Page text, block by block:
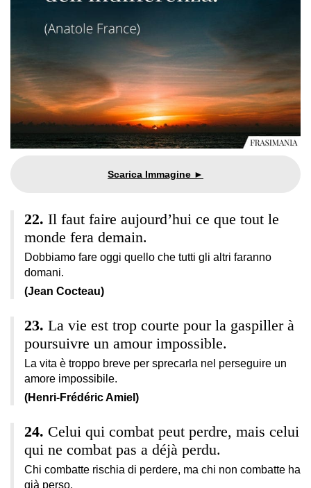
Il faut faire aujourd’hui ce que tout le
monde fera demain.
Dobbiamo fare oggi quello che tutti gli altri faranno
domani.
(Jean Cocteau)
La vie est trop courte pour la gaspiller à
poursuivre un amour impossible.
La vita è troppo breve per sprecarla nel perseguire un
amore impossibile.
(Henri-Frédéric Amiel)
Celui qui combat peut perdre, mais celui
qui ne combat pas a déjà perdu.
Chi combatte rischia di perdere, ma chi non combatte ha
già perso.